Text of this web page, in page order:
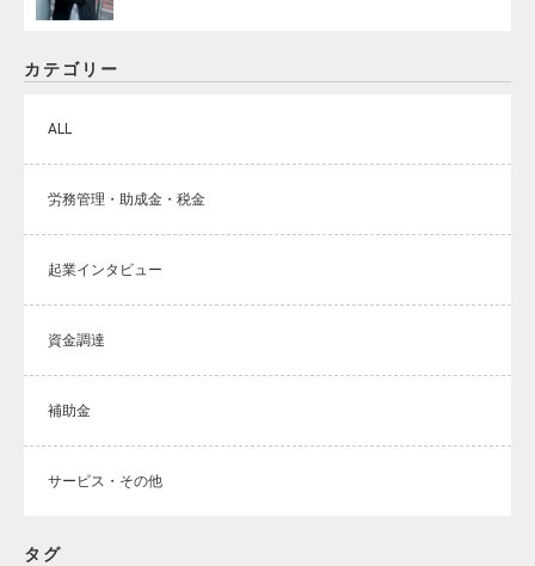
カテゴリー
ALL
労務管理・助成金・税金
起業インタビュー
資金調達
補助金
サービス・その他
タグ